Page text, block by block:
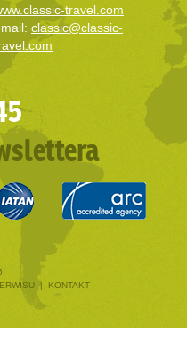
travel.com
classic@classic-
| KONTAKT